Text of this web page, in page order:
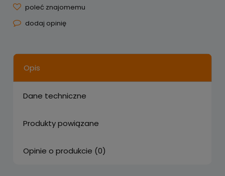
poleć znajomemu
dodaj opinię
Opis
Dane techniczne
Produkty powiązane
Opinie o produkcie (0)